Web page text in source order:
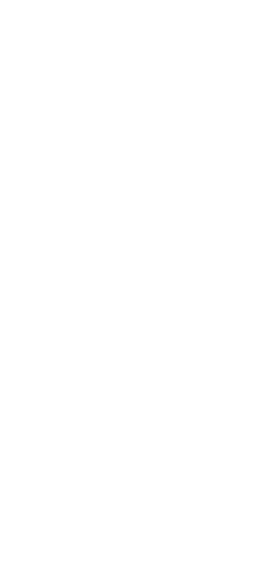
favoritos
favoritos